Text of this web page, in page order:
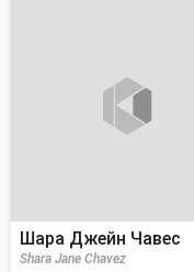
Шара Джейн Чавес
Shara Jane Chavez